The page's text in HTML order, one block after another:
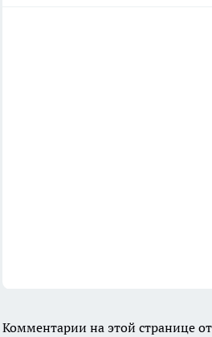
Комментарии на этой странице